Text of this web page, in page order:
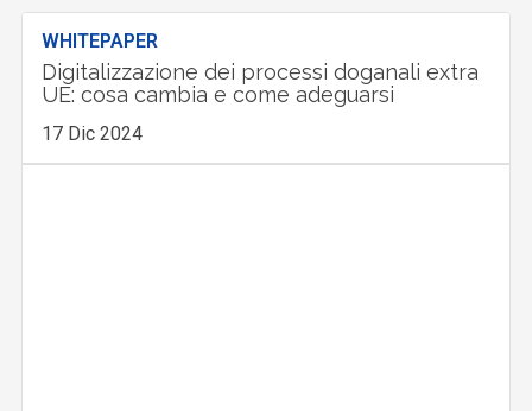
WHITEPAPER
Digitalizzazione dei processi doganali extra
UE: cosa cambia e come adeguarsi
17 Dic 2024